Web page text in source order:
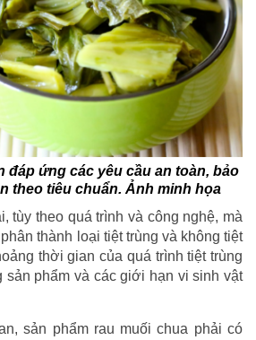
đáp ứng các yêu cầu an toàn, bảo
theo tiêu chuẩn. Ảnh minh họa
tùy theo quá trình và công nghệ, mà
thành loại tiệt trùng và không tiệt
thời gian của quá trình tiệt trùng
sản phẩm và các giới hạn vi sinh vật
sản phẩm rau muối chua phải có